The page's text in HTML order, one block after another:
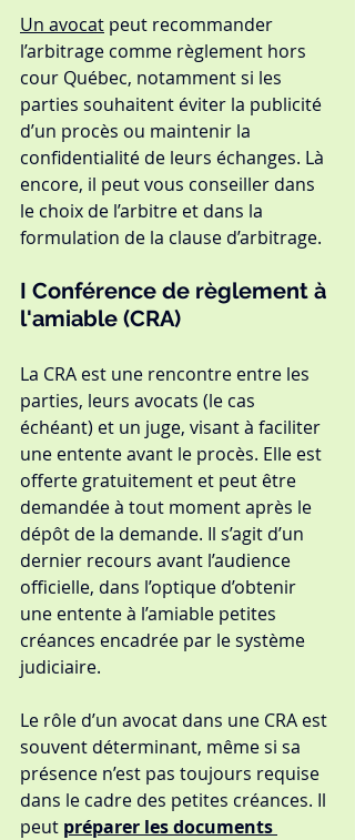
Un avocat peut recommander
l’arbitrage comme règlement hors
cour Québec, notamment si les
parties souhaitent éviter la publicité
d’un procès ou maintenir la
confidentialité de leurs échanges. Là
encore, il peut vous conseiller dans
le choix de l’arbitre et dans la
formulation de la clause d’arbitrage.
I Conférence de règlement à
l'amiable (CRA)
La CRA est une rencontre entre les
parties, leurs avocats (le cas
échéant) et un juge, visant à faciliter
une entente avant le procès. Elle est
offerte gratuitement et peut être
demandée à tout moment après le
dépôt de la demande. Il s’agit d’un
dernier recours avant l’audience
officielle, dans l’optique d’obtenir
une entente à l’amiable petites
créances encadrée par le système
judiciaire.
Le rôle d’un avocat dans une CRA est
souvent déterminant, même si sa
présence n’est pas toujours requise
dans le cadre des petites créances. Il
peut préparer les documents